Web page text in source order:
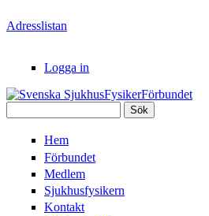
Adresslistan
Logga in
SjukhusFysikerFörbundet
Hem
Förbundet
Medlem
Sjukhusfysikern
Kontakt